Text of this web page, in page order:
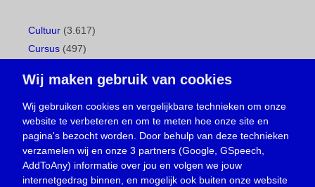
Cultuur (3.617)
Cursus (497)
Gemeentepagina(104)
Ingezonden brief(538)
Media(156)
Nieuws (23.329)
Oproep(734)
Wij maken gebruik van cookies
Wij gebruiken cookies en vergelijkbare technieken om onze
website te verbeteren en om te meten hoe onze site en
pagina's bezocht worden. Door behulp van deze technieken
verzamelen wij en onze 3 partners (Google, GSpeech,
AddToAny) informatie over jou en volgen we jouw
internetgedrag binnen, en mogelijk ook buiten onze website